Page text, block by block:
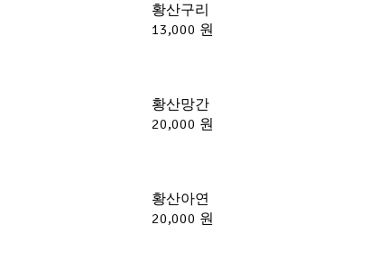
황산구리
13,000 원
황산망간
20,000 원
황산아연
20,000 원